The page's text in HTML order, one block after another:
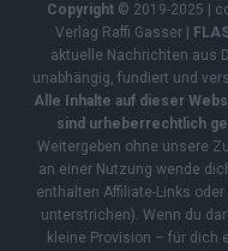
Copyright© 2019-2025 |
Verlag Raffi Gasser |
aktuelle Nachrichten aus
unabhängig, fundiert und
Alle Inhalte auf dieser
sind urheberrechtlich
Weitergeben ohne unsere
an einer Nutzung wende
enthalten Affiliate-Links
unterstrichen). Wenn du
kleine Provision – für dich